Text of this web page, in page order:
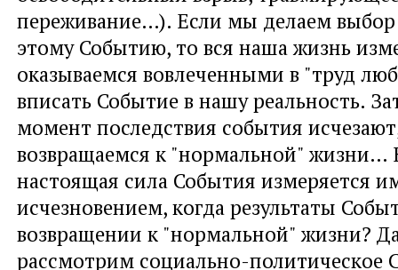
переживание…). Если мы делаем
этому Событию, то вся наша жизнь
оказываемся вовлеченными в "труд
вписать Событие в нашу реальность.
момент последствия события
возвращаемся к "нормальной" жизни…
настоящая сила События измеряется
исчезновением, когда результаты
возвращении к "нормальной" жизни?
рассмотрим социально-политическое